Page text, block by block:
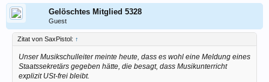
Gelöschtes Mitglied 5328
Guest
Zitat von SaxPistol: ↑
Unser Musikschulleiter meinte heute, dass es wohl eine Meldung eines
Staatssekretärs gegeben hätte, die besagt, dass Musikunterricht
explizit USt-frei bleibt.